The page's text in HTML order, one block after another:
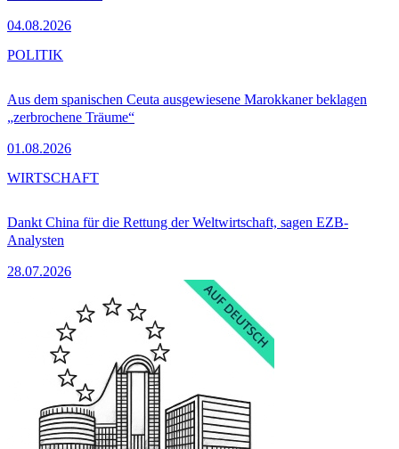
04.08.2026
Aus dem spanischen Ceuta ausgewiesene Marokkaner beklagen
„zerbrochene Träume“
01.08.2026
POLITIK
Dankt China für die Rettung der Weltwirtschaft, sagen EZB-
Analysten
28.07.2026
WIRTSCHAFT